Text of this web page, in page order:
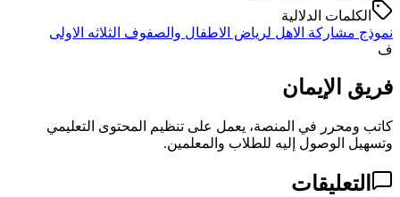
الكلمات الدلالية
نموذج مشاركة الاهل لرياض الاطفال والصفوف الثلاثه الاولى
ف
فريق الإيمان
كاتب ومحرر في المنصة، يعمل على تنظيم المحتوى التعليمي
وتسهيل الوصول إليه للطلاب والمعلمين.
التعليقات